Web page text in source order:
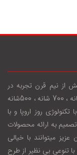
از نيم قرن تجربه در
زمينه توليد انواع فرش ماشینی 1200 شانه ، 1000 شانه ، 700 شانه ، 500شانه
مربع همگام با تکنولوژی روز اروپا و با
استفاده از بالاترين کيفيت متريال از اغاز سال 1387 تصميم به ارائه محصولات
ميتوانند با خيالی
تنوعی بی نظير از طرح